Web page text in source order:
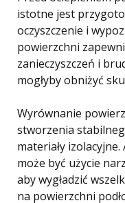
istotne jest
oczyszczenie i
powierzchni
zanieczyszczeń i
mogłyby obniżyć
Wyrównanie
stworzenia
materiały
może być użycie
aby wygładzić
na powierzchni